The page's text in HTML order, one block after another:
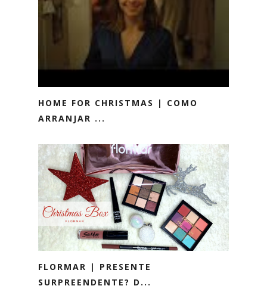
HOME FOR CHRISTMAS | COMO
ARRANJAR ...
FLORMAR | PRESENTE
SURPREENDENTE? D...